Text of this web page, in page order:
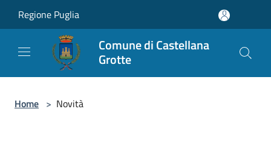
Regione Puglia
Comune di Castellana
Grotte
Home > Novità